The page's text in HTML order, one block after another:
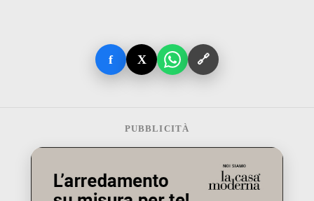
f X 🔗
PUBBLICITÀ